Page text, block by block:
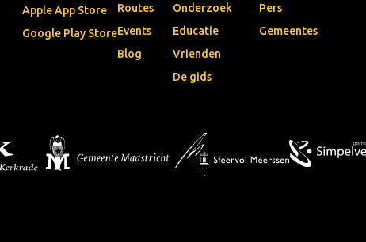
Apple App Store
Google Play Store
Routes
Events
Blog
Onderzoek
Educatie
Vrienden
De gids
Pers
Gemeentes